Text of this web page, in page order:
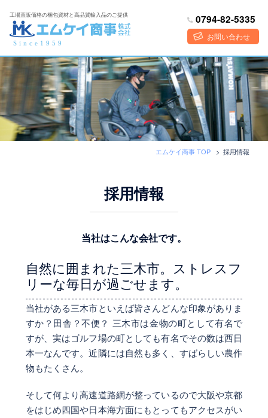
ツ
ス
キ
プ
工場直販価格の梱包資材と高品質輸入品のご提供
Since1959
0794-82-5335
お問い合わせ
エムケイ商事 TOP > 採用情報
採用情報
当社はこんな会社です。
自然に囲まれた三木市。ストレスフ
リーな毎日が過ごせます。
当社がある三木市といえば皆さんどんな印象がありま
すか？田舎？不便？ 三木市は金物の町として有名で
すが、実はゴルフ場の町としても有名でその数は西日
本一なんです。近隣には自然も多く、すばらしい農作
物もたくさん。
そして何より高速道路網が整っているので大阪や京都
をはじめ四国や日本海方面にもとってもアクセスがい